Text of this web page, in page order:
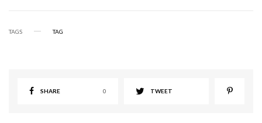
TAGS TAG
SHARE 0 TWEET